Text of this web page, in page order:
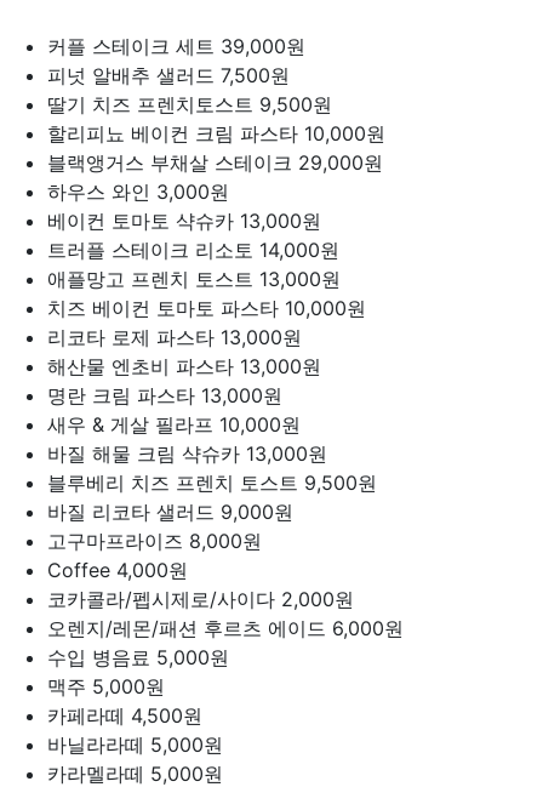
커플 스테이크 세트 39,000원
피넛 알배추 샐러드 7,500원
딸기 치즈 프렌치토스트 9,500원
할리피뇨 베이컨 크림 파스타 10,000원
블랙앵거스 부채살 스테이크 29,000원
하우스 와인 3,000원
베이컨 토마토 샥슈카 13,000원
트러플 스테이크 리소토 14,000원
애플망고 프렌치 토스트 13,000원
치즈 베이컨 토마토 파스타 10,000원
리코타 로제 파스타 13,000원
해산물 엔초비 파스타 13,000원
명란 크림 파스타 13,000원
새우 & 게살 필라프 10,000원
바질 해물 크림 샥슈카 13,000원
블루베리 치즈 프렌치 토스트 9,500원
바질 리코타 샐러드 9,000원
고구마프라이즈 8,000원
Coffee 4,000원
코카콜라/펩시제로/사이다 2,000원
오렌지/레몬/패션 후르츠 에이드 6,000원
수입 병음료 5,000원
맥주 5,000원
카페라떼 4,500원
바닐라라떼 5,000원
카라멜라떼 5,000원